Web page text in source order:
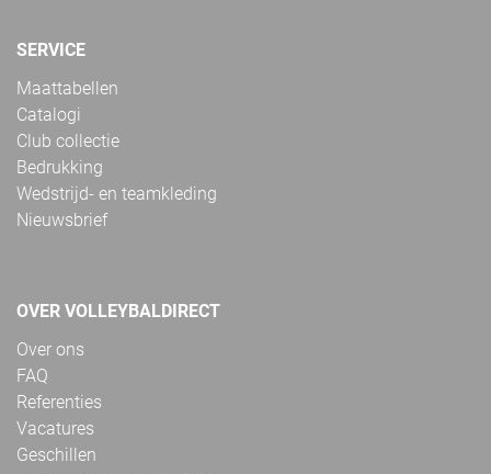
SERVICE
Maattabellen
Catalogi
Club collectie
Bedrukking
Wedstrijd- en teamkleding
Nieuwsbrief
OVER VOLLEYBALDIRECT
Over ons
FAQ
Referenties
Vacatures
Geschillen